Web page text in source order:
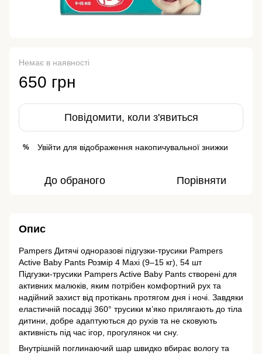
Немає в наявності
650 грн
Повідомити, коли з'явиться
% Увійти для відображення накопичувальної знижки
До обраного Порівняти
Опис
Pampers Дитячі одноразові підгузки-трусики Pampers
Active Baby Pants Розмір 4 Maxi (9–15 кг), 54 шт
Підгузки-трусики Pampers Active Baby Pants створені для
активних малюків, яким потрібен комфортний рух та
надійний захист від протікань протягом дня і ночі. Завдяки
еластичній посадці 360° трусики м’яко прилягають до тіла
дитини, добре адаптуються до рухів та не сковують
активність під час ігор, прогулянок чи сну.
Внутрішній поглинаючий шар швидко вбирає вологу та